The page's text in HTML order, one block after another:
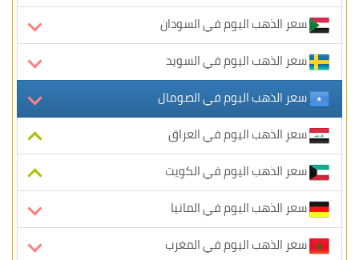
سعر الذهب اليوم في السودان
سعر الذهب اليوم في السويد
سعر الذهب اليوم في الصومال
سعر الذهب اليوم في العراق
سعر الذهب اليوم في الكويت
سعر الذهب اليوم في المانيا
سعر الذهب اليوم في المغرب